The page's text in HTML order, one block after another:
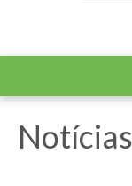
Notícias